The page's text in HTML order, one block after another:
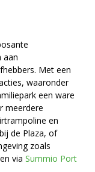
aan
Met een
waaronder
een ware
meerdere
en
de Plaza, of
zoals
via Summio Port